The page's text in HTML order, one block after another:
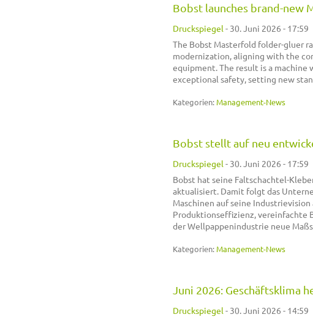
Bobst launches brand-
Druckspiegel - 30. Juni 2026 - 17:59
The Bobst Masterfold folder-gluer
modernization, aligning with the
equipment. The result is a
exceptional safety, setting new
Kategorien: Management-News
Bobst stellt auf neu
Druckspiegel - 30. Juni 2026 - 17:59
Bobst hat seine Faltschachtel-
aktualisiert. Damit folgt das
Maschinen auf seine
Produktionseffizienz, vereinfachte
der Wellpappenindustrie neue
Kategorien: Management-News
Juni 2026: Geschäftsklima
Druckspiegel - 30. Juni 2026 - 14:59